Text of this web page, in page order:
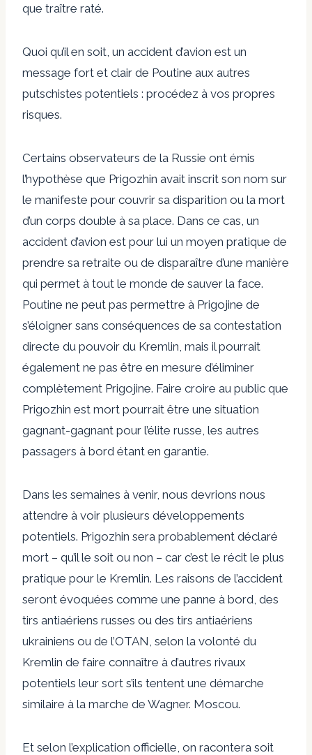
que traître raté.
Quoi qu’il en soit, un accident d’avion est un
message fort et clair de Poutine aux autres
putschistes potentiels : procédez à vos propres
risques.
Certains observateurs de la Russie ont émis
l’hypothèse que Prigozhin avait inscrit son nom sur
le manifeste pour couvrir sa disparition ou la mort
d’un corps double à sa place. Dans ce cas, un
accident d’avion est pour lui un moyen pratique de
prendre sa retraite ou de disparaître d’une manière
qui permet à tout le monde de sauver la face.
Poutine ne peut pas permettre à Prigojine de
s’éloigner sans conséquences de sa contestation
directe du pouvoir du Kremlin, mais il pourrait
également ne pas être en mesure d’éliminer
complètement Prigojine. Faire croire au public que
Prigozhin est mort pourrait être une situation
gagnant-gagnant pour l’élite russe, les autres
passagers à bord étant en garantie.
Dans les semaines à venir, nous devrions nous
attendre à voir plusieurs développements
potentiels. Prigozhin sera probablement déclaré
mort – qu’il le soit ou non – car c’est le récit le plus
pratique pour le Kremlin. Les raisons de l’accident
seront évoquées comme une panne à bord, des
tirs antiaériens russes ou des tirs antiaériens
ukrainiens ou de l’OTAN, selon la volonté du
Kremlin de faire connaître à d’autres rivaux
potentiels leur sort s’ils tentent une démarche
similaire à la marche de Wagner. Moscou.
Et selon l’explication officielle, on racontera soit